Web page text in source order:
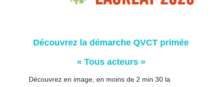
Découvrez la démarche QVCT primée
« Tous acteurs »
Découvrez en image, en moins de 2 min 30 la